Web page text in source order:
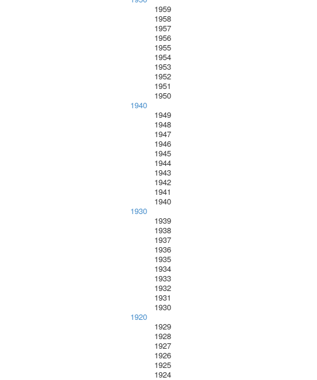
1959
1958
1957
1956
1955
1954
1953
1952
1951
1950
1940
1949
1948
1947
1946
1945
1944
1943
1942
1941
1940
1930
1939
1938
1937
1936
1935
1934
1933
1932
1931
1930
1920
1929
1928
1927
1926
1925
1924